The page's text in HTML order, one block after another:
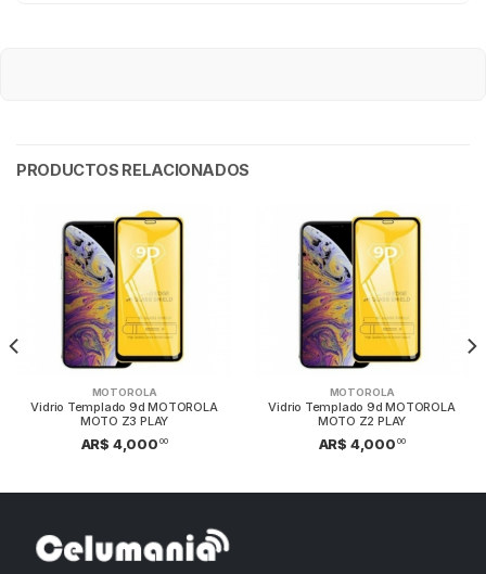
PRODUCTOS RELACIONADOS
MOTOROLA
Vidrio Templado 9d MOTOROLA
MOTO Z3 PLAY
AR$ 4,000 00
MOTOROLA
Vidrio Templado 9d MOTOROLA
MOTO Z2 PLAY
AR$ 4,000 00